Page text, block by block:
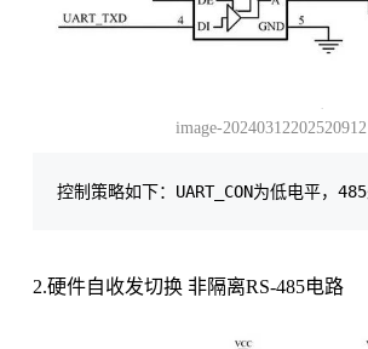
image-20240312202520912
2.硬件自收发切换 非隔离RS-485电路